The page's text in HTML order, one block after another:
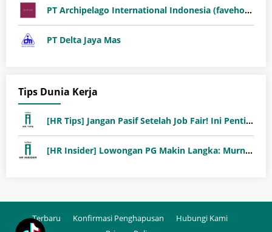
PT Archipelago International Indonesia (favehotels)
PT Delta Jaya Mas
Tips Dunia Kerja
[HR Tips] Jangan Pasif Setelah Job Fair! Ini Pentingnya Follow-Up Setelah Job Fair
[HR Insider] Lowongan PG Makin Langka: Murni Seleksi atau Jalur Orang Dalam?
Terbaru Konfirmasi Penghapusan
Hubungi Kami